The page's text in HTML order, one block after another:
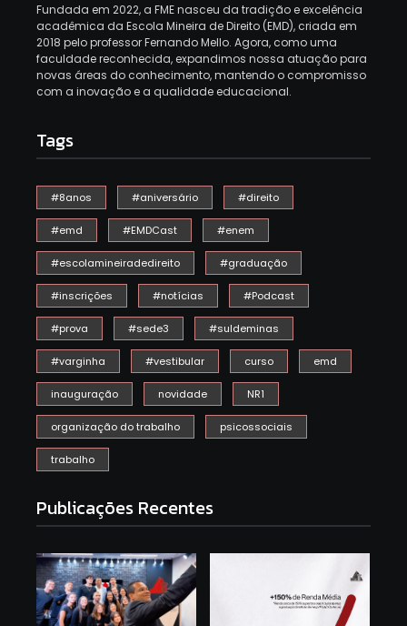
Fundada em 2022, a FME nasceu da tradição e excelência
acadêmica da Escola Mineira de Direito (EMD), criada em
2018 pelo professor Fernando Mello. Agora, como uma
faculdade reconhecida, expandimos nossa atuação para
novas áreas do conhecimento, mantendo o compromisso
com a inovação e a qualidade educacional.
Tags
#8anos #aniversário #direito
#emd #EMDCast #enem
#escolamineiradedireito #graduação
#inscrições #notícias #Podcast
#prova #sede3 #suldeminas
#varginha #vestibular curso emd
inauguração novidade NR1
organização do trabalho psicossociais
trabalho
Publicações Recentes